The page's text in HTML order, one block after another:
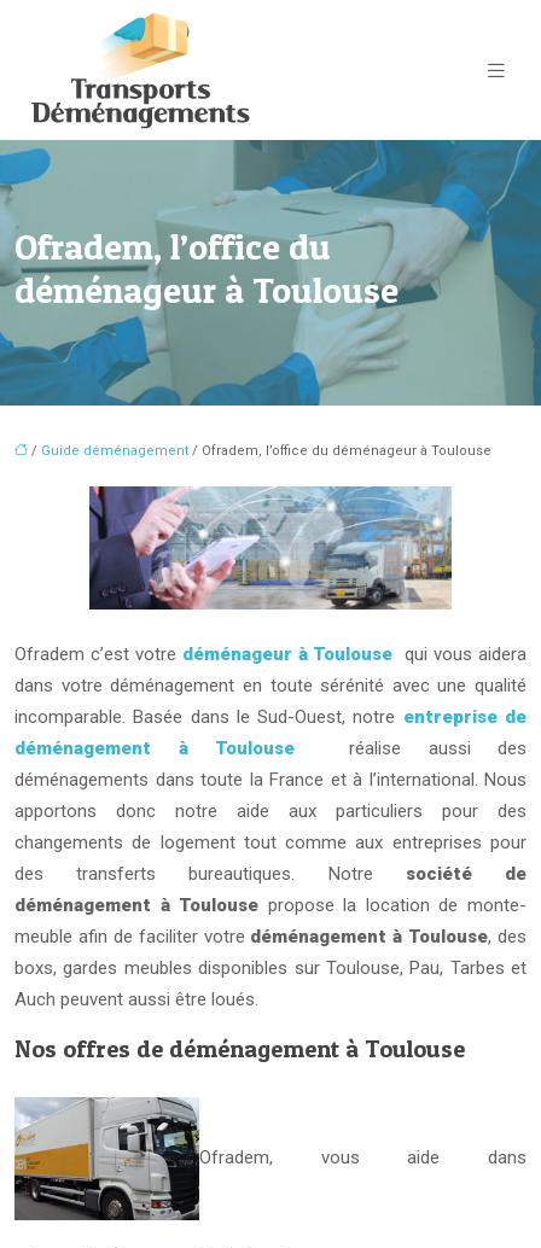
Ofradem, l’office du
déménageur à Toulouse
/ Guide déménagement / Ofradem, l’office du déménageur à Toulouse
Ofradem c’est votre déménageur à Toulouse qui vous aidera
dans votre déménagement en toute sérénité avec une qualité
incomparable. Basée dans le Sud-Ouest, notre entreprise de
déménagement à Toulouse
réalise aussi des
déménagements dans toute la France et à l’international. Nous
apportons donc notre aide aux particuliers pour des
changements de logement tout comme aux entreprises pour
des transferts bureautiques. Notre société de
déménagement à Toulouse propose la location de monte-
meuble afin de faciliter votre déménagement à Toulouse, des
boxs, gardes meubles disponibles sur Toulouse, Pau, Tarbes et
Auch peuvent aussi être loués.
Nos offres de déménagement à Toulouse
Ofradem, vous aide dans